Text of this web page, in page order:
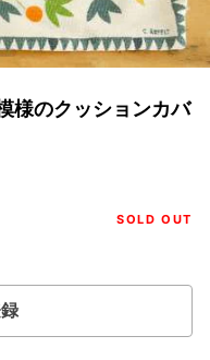
様のクッションカバ
SOLD OUT